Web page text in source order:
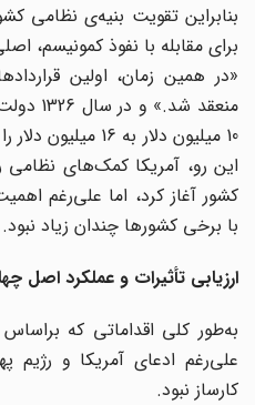
بنابراین تقویت بنیه‌‌ی نظامی
برای مقابله با نفوذ کمونیسم،
«در همین زمان، اولین
منعقد شد.»
این رو، آمریکا کمک‌‌های نظامی
کشور آغاز کرد، اما علی‌رغم
با برخی کشورها چندان زیاد نبود.
ارزیابی تأثیرات و عملکرد اصل چهار
به‌طور کلی اقداماتی که براساس
علی‌رغم ادعای آمریکا و رژیم
کارساز نبود.